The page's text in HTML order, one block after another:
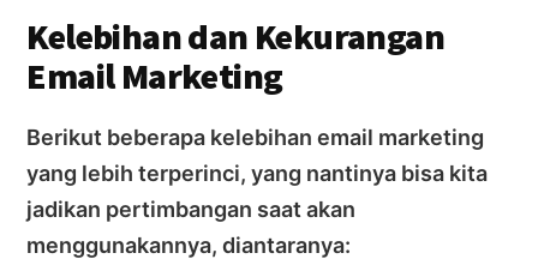
Kelebihan dan Kekurangan
Email Marketing
Berikut beberapa kelebihan email marketing
yang lebih terperinci, yang nantinya bisa kita
jadikan pertimbangan saat akan
menggunakannya, diantaranya: